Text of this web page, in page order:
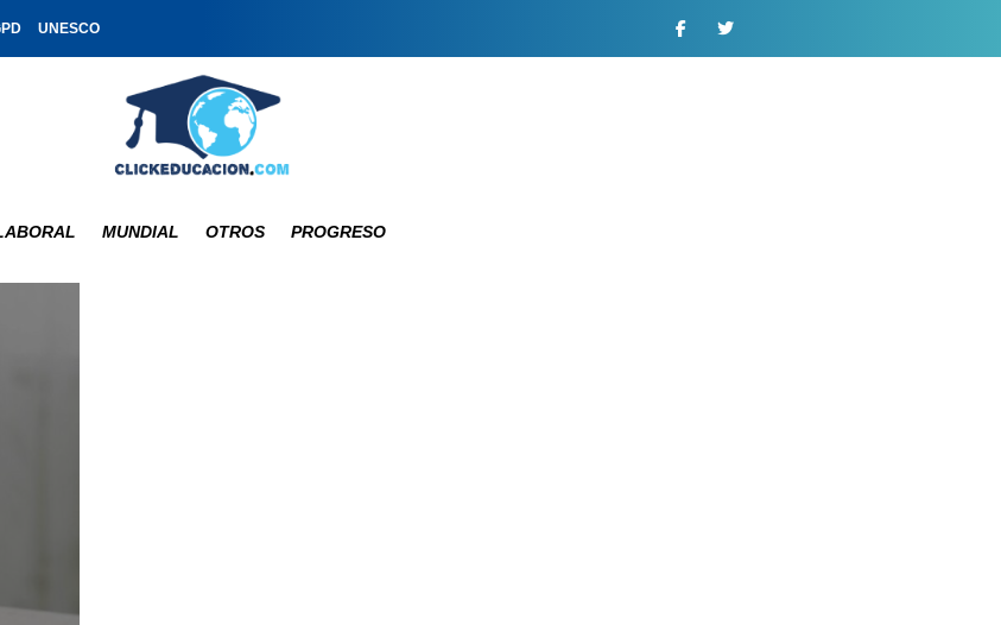
UNESCO
MUNDIAL OTROS PROGRESO